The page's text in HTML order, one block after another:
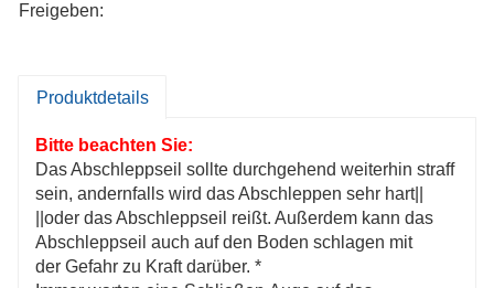
Länge 3 Meter
Freigeben:
Produktdetails
Bitte beachten Sie:
Das Abschleppseil sollte durchgehend weiterhin straff
sein, andernfalls wird das Abschleppen sehr hart||
||oder das Abschleppseil reißt. Außerdem kann das
Abschleppseil auch auf den Boden schlagen mit
der Gefahr zu Kraft darüber. *